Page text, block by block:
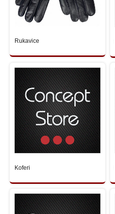
Rukavice
Koferi